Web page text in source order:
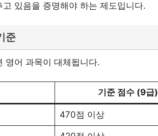
있음을 증명해야 하는 제도입니다.
준
영어 과목이 대체됩니다.
기준 점수 (9급)
470점 이상